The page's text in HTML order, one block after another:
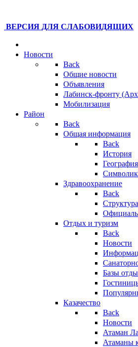
ВЕРСИЯ ДЛЯ СЛАБОВИДЯЩИХ
Новости
Back
Общие новости
Объявления
Лабинск-фронту
Мобилизация
Район
Back
Общая информация
Back
История
География
Здравоохранение
Back
Отдых и туризм
Back
Новости
Базы
Казачество
Back
Новости
Атаман
Атаманы